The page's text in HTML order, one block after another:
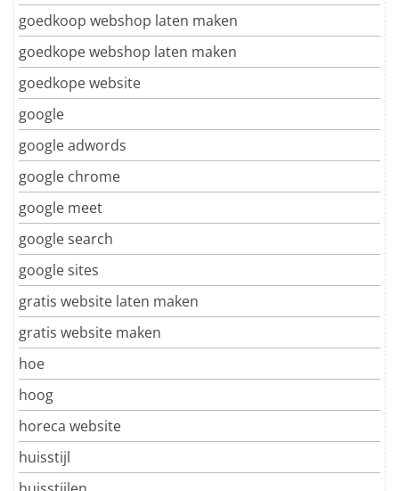
goedkoop webshop laten maken
goedkope webshop laten maken
goedkope website
google
google adwords
google chrome
google meet
google search
google sites
gratis website laten maken
gratis website maken
hoe
hoog
horeca website
huisstijl